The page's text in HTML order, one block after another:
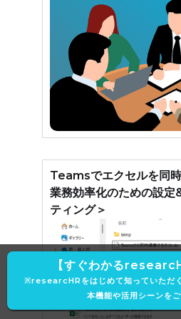
Teamsでエクセルを同
業務効率化のための設定
ティング＞
【すぐわかる
※researcHRをはじめて知っていただ
本機能や活用シーンをご